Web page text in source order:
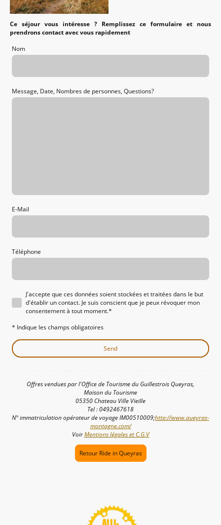
Ce séjour vous intéresse ? Remplissez ce formulaire et nous
prendrons contact avec vous rapidement
Nom
Message, Date, Nombres de personnes, Questions?
E-Mail
Téléphone
J'accepte que ces données soient stockées et traitées dans le but
d'établir un contact. Je suis conscient que je peux révoquer mon
consentement à tout moment.*
* Indique les champs obligatoires
Send
Offres vendues par l'Office de Tourisme du Guillestrois Queyras,
Maison du Tourisme
05350 Chateau Ville Vieille
Tel : 0492467618
N° immatriculation opérateur de voyage IM00510009;http://www.queyras-
montagne.com/
VoirMentions légales et C.G.V
Retour Ride in Queyras